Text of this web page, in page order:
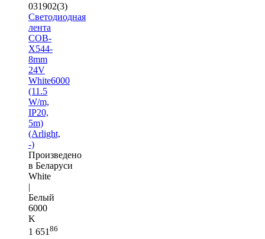
031902(3)
Светодиодная
лента
COB-
X544-
8mm
24V
White6000
(11.5
W/m,
IP20,
5m)
(Arlight,
-)
Произведено
в Беларуси
White
|
Белый
6000
K
1 651 86